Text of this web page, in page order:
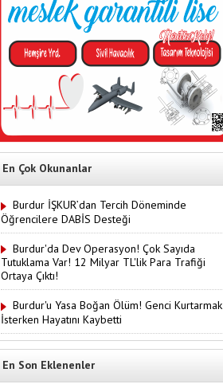
En Çok Okunanlar
Burdur İŞKUR’dan Tercih Döneminde
Öğrencilere DABİS Desteği
Burdur'da Dev Operasyon! Çok Sayıda
Tutuklama Var! 12 Milyar TL'lik Para Trafiği
Ortaya Çıktı!
Burdur'u Yasa Boğan Ölüm! Genci Kurtarmak
İsterken Hayatını Kaybetti
En Son Eklenenler